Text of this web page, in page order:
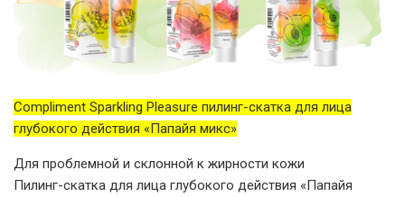
Compliment Sparkling Pleasure пилинг-скатка для лица
глубокого действия «Папайя микс»
Для проблемной и склонной к жирности кожи
Пилинг-скатка для лица глубокого действия «Папайя